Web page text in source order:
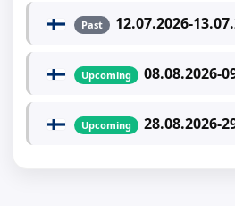
Past 12.07.2026-
Upcoming 08.08.2026-
Upcoming 28.08.2026-